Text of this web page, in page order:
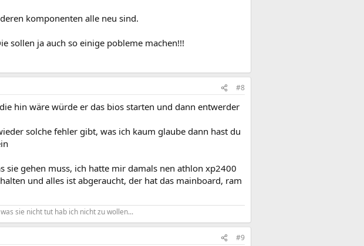
komponenten alle neu sind.
sollen ja auch so einige pobleme machen!!!
#8
hin wäre würde er das bios starten und dann entwerder
solche fehler gibt, was ich kaum glaube dann hast du
gehen muss, ich hatte mir damals nen athlon xp2400
und alles ist abgeraucht, der hat das mainboard, ram
sie nicht tut hab ich nicht zu wollen...
#9